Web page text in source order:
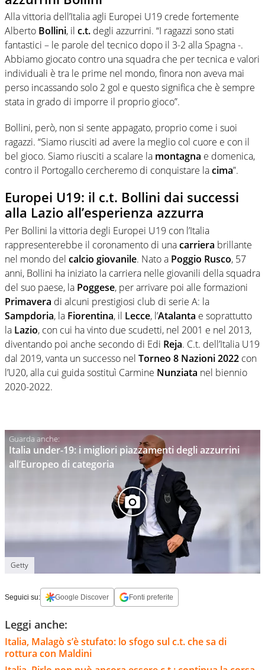
Alla vittoria dell’Italia agli Europei U19 crede fortemente
Alberto Bollini, il c.t. degli azzurrini. “I ragazzi sono stati
fantastici – le parole del tecnico dopo il 3-2 alla Spagna -.
Abbiamo giocato contro una squadra che per tecnica e valori
individuali è tra le prime nel mondo, finora non aveva mai
perso incassando solo 2 gol e questo significa che è sempre
stata in grado di imporre il proprio gioco”.
Bollini, però, non si sente appagato, proprio come i suoi
ragazzi. “Siamo riusciti ad avere la meglio col cuore e con il
bel gioco. Siamo riusciti a scalare la montagna e domenica,
contro il Portogallo cercheremo di conquistare lacima”.
Europei U19: il c.t. Bollini dai successi
alla Lazio all’esperienza azzurra
Per Bollini la vittoria degli Europei U19 con l’Italia
rappresenterebbe il coronamento di unacarriera brillante
nel mondo del calcio giovanile. Nato a Poggio Rusco, 57
anni, Bollini ha iniziato la carriera nelle giovanili della squadra
del suo paese, la Poggese, per arrivare poi alle formazioni
Primavera di alcuni prestigiosi club di serie A: la
Sampdoria, la Fiorentina, il Lecce, l’Atalanta e soprattutto
la Lazio, con cui ha vinto due scudetti, nel 2001 e nel 2013,
diventando poi anche secondo di Edi Reja. C.t. dell’Italia U19
dal 2019, vanta un successo nel Torneo 8 Nazioni 2022 con
l’U20, alla cui guida sostituì Carmine Nunziata nel biennio
2020-2022.
Italia under-19: i migliori piazzamenti degli azzurrini
all’Europeo di categoria
Getty
Seguici su: Google Discover Fonti preferite
Leggi anche:
Italia, Malagò s’è stufato: lo sfogo sul c.t. che sa di
rottura con Maldini